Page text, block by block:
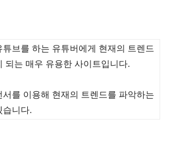
브를 하는 유튜버에게 현재의 트렌드
되는 매우 유용한 사이트입니다.
를 이용해 현재의 트렌드를 파악하는
습니다.